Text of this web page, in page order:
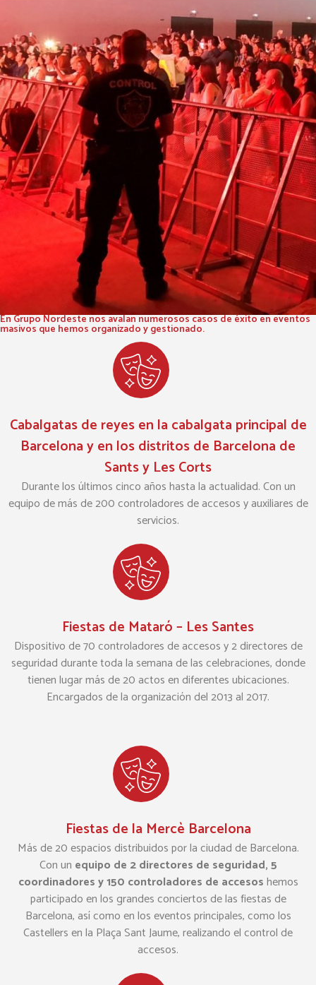
En Grupo Nordeste nos avalan numerosos casos de éxito en eventos
masivos que hemos organizado y gestionado.
Cabalgatas de reyes en la cabalgata principal de
Barcelona y en los distritos de Barcelona de
Sants y Les Corts
Durante los últimos cinco años hasta la actualidad. Con un
equipo de más de 200 controladores de accesos y auxiliares de
servicios.
Fiestas de Mataró – Les Santes
Dispositivo de 70 controladores de accesos y 2 directores de
seguridad durante toda la semana de las celebraciones, donde
tienen lugar más de 20 actos en diferentes ubicaciones.
Encargados de la organización del 2013 al 2017.
Fiestas de la Mercè Barcelona
Más de 20 espacios distribuidos por la ciudad de Barcelona.
Con un equipo de 2 directores de seguridad, 5
coordinadores y 150 controladores de accesoshemos
participado en los grandes conciertos de las fiestas de
Barcelona, así como en los eventos principales, como los
Castellers en la Plaça Sant Jaume, realizando el control de
accesos.